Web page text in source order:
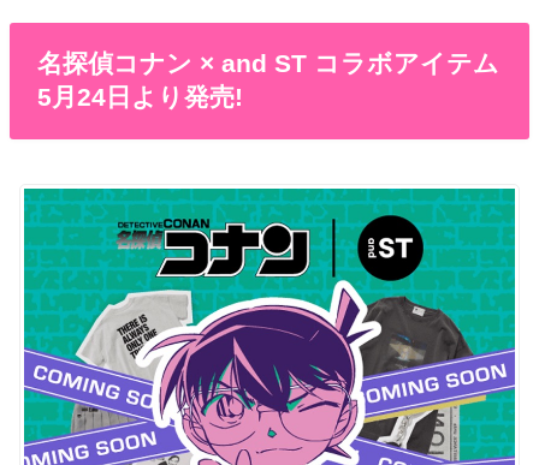
名探偵コナン × and ST コラボアイテム
5月24日より発売!